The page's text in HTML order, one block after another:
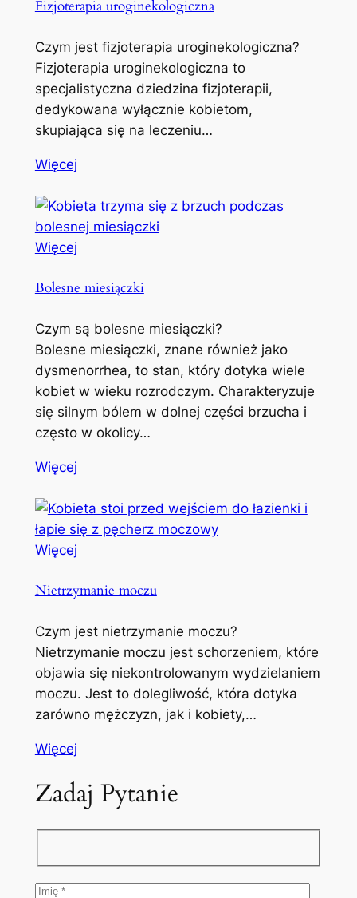
Fizjoterapia uroginekologiczna
Czym jest fizjoterapia uroginekologiczna?
Fizjoterapia uroginekologiczna to
specjalistyczna dziedzina fizjoterapii,
dedykowana wyłącznie kobietom,
skupiająca się na leczeniu…
Więcej
Więcej
Bolesne miesiączki
Czym są bolesne miesiączki?
Bolesne miesiączki, znane również jako
dysmenorrhea, to stan, który dotyka wiele
kobiet w wieku rozrodczym. Charakteryzuje
się silnym bólem w dolnej części brzucha i
często w okolicy…
Więcej
Więcej
Nietrzymanie moczu
Czym jest nietrzymanie moczu?
Nietrzymanie moczu jest schorzeniem, które
objawia się niekontrolowanym wydzielaniem
moczu. Jest to dolegliwość, która dotyka
zarówno mężczyzn, jak i kobiety,…
Więcej
Zadaj Pytanie